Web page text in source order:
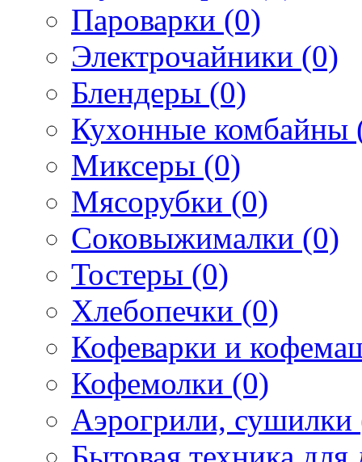
Пароварки (0)
Электрочайники (0)
Блендеры (0)
Кухонные комбайны
Миксеры (0)
Мясорубки (0)
Соковыжималки (0)
Тостеры (0)
Хлебопечки (0)
Кофеварки и
Кофемолки (0)
Аэрогрили, сушилки